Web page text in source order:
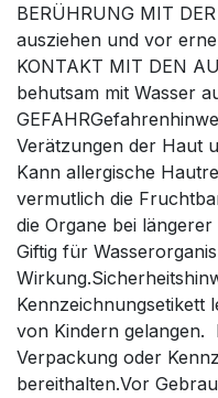
BERÜHRUNG MIT
ausziehen und vor
KONTAKT MIT DEN
behutsam mit Wasser
Verätzungen der Haut
Kann allergische
vermutlich die
die Organe bei
Giftig für
Kennzeichnungsetikett
von Kindern
Verpackung oder
bereithalten.Vor